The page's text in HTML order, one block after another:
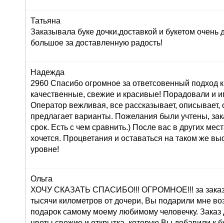
Татьяна
Заказывала буке дочки,доставкой и букетом
большое за доставленную радость!
Надежда
2960 Спасибо огромное за ответсовенный подход
качественные, свежие и красивые! Порадовали и
Оператор вежливая, все рассказывает, описывает,
предлагает варианты. Пожелания были учтены,
срок. Есть с чем сравнить.) После вас в других
хочется. Процветания и оставаться на таком же
уровне!
Ольга
ХОЧУ СКАЗАТЬ СПАСИБО!!! ОГРОМНОЕ!!! за заказ
тысячи километров от дочери, Вы подарили мне
подарок самому моему любимому человечку.